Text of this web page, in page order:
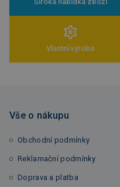
Vlastní výroba
Vše o nákupu
Obchodní podmínky
Reklamační podmínky
Doprava a platba